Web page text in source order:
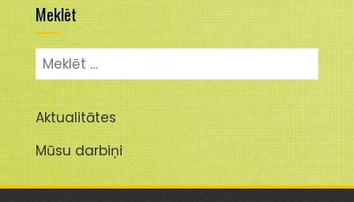
Meklēt
Meklēt:
Aktualitātes
Mūsu darbiņi